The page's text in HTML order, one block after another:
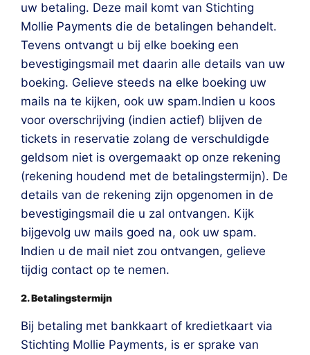
uw betaling. Deze mail komt van Stichting
Mollie Payments die de betalingen behandelt.
Tevens ontvangt u bij elke boeking een
bevestigingsmail met daarin alle details van uw
boeking. Gelieve steeds na elke boeking uw
mails na te kijken, ook uw spam.Indien u koos
voor overschrijving (indien actief) blijven de
tickets in reservatie zolang de verschuldigde
geldsom niet is overgemaakt op onze rekening
(rekening houdend met de betalingstermijn). De
details van de rekening zijn opgenomen in de
bevestigingsmail die u zal ontvangen. Kijk
bijgevolg uw mails goed na, ook uw spam.
Indien u de mail niet zou ontvangen, gelieve
tijdig contact op te nemen.
2. Betalingstermijn
Bij betaling met bankkaart of kredietkaart via
Stichting Mollie Payments, is er sprake van